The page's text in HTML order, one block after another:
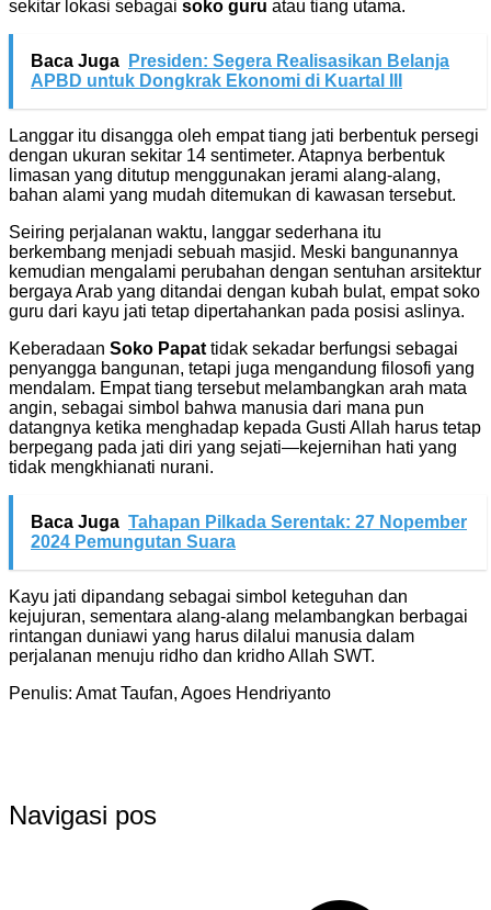
sekitar lokasi sebagai soko guru atau tiang utama.
Baca Juga
Presiden: Segera Realisasikan Belanja
APBD untuk Dongkrak Ekonomi di Kuartal III
Langgar itu disangga oleh empat tiang jati berbentuk persegi
dengan ukuran sekitar 14 sentimeter. Atapnya berbentuk
limasan yang ditutup menggunakan jerami alang-alang,
bahan alami yang mudah ditemukan di kawasan tersebut.
Seiring perjalanan waktu, langgar sederhana itu
berkembang menjadi sebuah masjid. Meski bangunannya
kemudian mengalami perubahan dengan sentuhan arsitektur
bergaya Arab yang ditandai dengan kubah bulat, empat soko
guru dari kayu jati tetap dipertahankan pada posisi aslinya.
Keberadaan Soko Papat tidak sekadar berfungsi sebagai
penyangga bangunan, tetapi juga mengandung filosofi yang
mendalam. Empat tiang tersebut melambangkan arah mata
angin, sebagai simbol bahwa manusia dari mana pun
datangnya ketika menghadap kepada Gusti Allah harus tetap
berpegang pada jati diri yang sejati—kejernihan hati yang
tidak mengkhianati nurani.
Baca Juga Tahapan Pilkada Serentak: 27 Nopember
2024 Pemungutan Suara
Kayu jati dipandang sebagai simbol keteguhan dan
kejujuran, sementara alang-alang melambangkan berbagai
rintangan duniawi yang harus dilalui manusia dalam
perjalanan menuju ridho dan kridho Allah SWT.
Penulis: Amat Taufan, Agoes Hendriyanto
Navigasi pos